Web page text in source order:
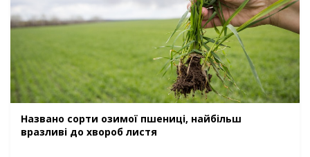
Названо сорти озимої пшениці, найбільш
вразливі до хвороб листя